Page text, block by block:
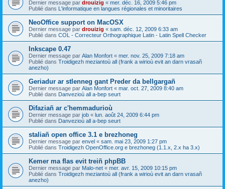
Dernier message par drouizig « mer. déc. 16, 2009 5:46 pm
Publié dans L'informatique en langues régionales et minoritaires
NeoOffice support on MacOSX
Dernier message par drouizig « sam. déc. 12, 2009 6:33 am
Publié dans COL - Correcteur Orthographique Latin - Latin Spell Checker
Inkscape 0.47
Dernier message par Alan Monfort « mer. nov. 25, 2009 7:18 am
Publié dans Troidigezh meziantoù all (frank a wirioù evit an darn vrasañ
anezho)
Geriadur ar stlenneg gant Preder da bellgargañ
Dernier message par Alan Monfort « mar. oct. 27, 2009 8:40 am
Publié dans Danvezioù all a-bep seurt
Difaziañ ar c'hemmadurioù
Dernier message par job « lun. août 24, 2009 6:44 pm
Publié dans Danvezioù all a-bep seurt
staliañ open office 3.1 e brezhoneg
Dernier message par envel « sam. mai 23, 2009 1:27 pm
Publié dans Troidigezh OpenOffice.org e brezhoneg (1.1.x, 2.x ha 3.x)
Kemer ma flas evit treiñ phpBB
Dernier message par Malo-net « mer. avr. 15, 2009 10:15 pm
Publié dans Troidigezh meziantoù all (frank a wirioù evit an darn vrasañ
anezho)